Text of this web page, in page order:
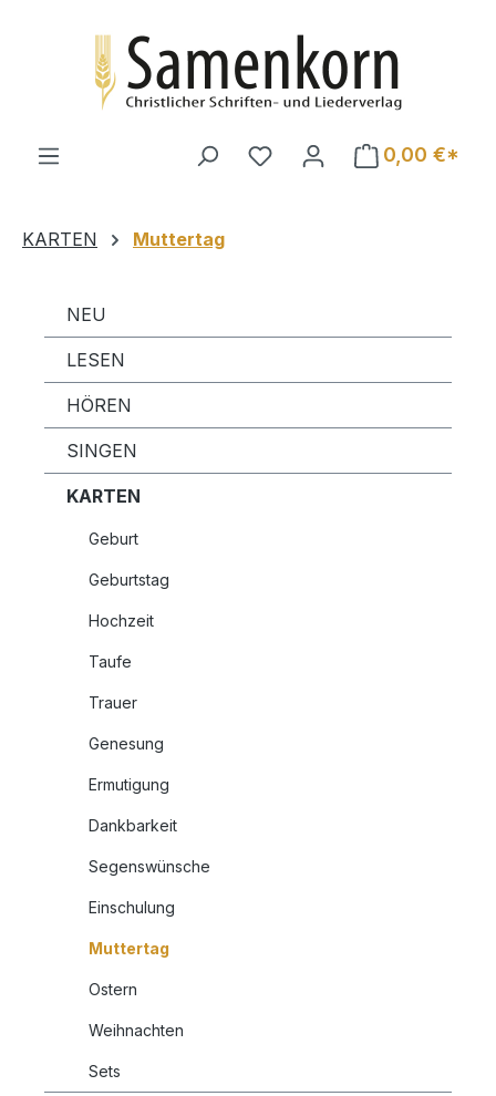
0,00 €*
KARTEN Muttertag
NEU
LESEN
HÖREN
SINGEN
KARTEN
Geburt
Geburtstag
Hochzeit
Taufe
Trauer
Genesung
Ermutigung
Dankbarkeit
Segenswünsche
Einschulung
Muttertag
Ostern
Weihnachten
Sets